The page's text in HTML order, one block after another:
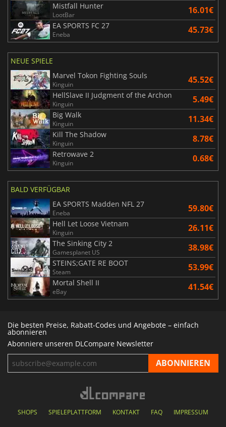
Mistfall Hunter
LootBar 16.01€
EA SPORTS FC 27
Eneba 45.73€
NEUE SPIELE
Marvel Tokon Fighting Souls
Kinguin 45.52€
HellSlave II Judgment of the Archon
Kinguin 5.49€
Big Walk
Kinguin 11.34€
Kill The Shadow
Kinguin 8.78€
Retrowave 2
Kinguin 0.68€
BALD VERFÜGBAR
EA SPORTS Madden NFL 27
Eneba 59.80€
Hell Let Loose Vietnam
Kinguin 26.11€
The Sinking City 2
Gamesplanet US 38.98€
STEINS;GATE RE BOOT
Steam 53.99€
Mortal Shell II
eBay 41.54€
Die besten Preise, Rabatt-Codes und Angebote – einfach
abonnieren
Abonniere unseren DLCompare Newsletter
SHOPS SPIELEPLATTFORM KONTAKT FAQ IMPRESSUM